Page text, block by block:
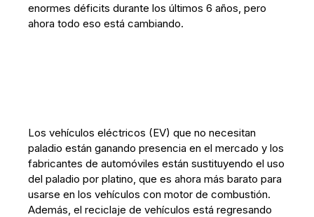
enormes déficits durante los últimos 6 años, pero
ahora todo eso está cambiando.
Los vehículos eléctricos (EV) que no necesitan
paladio están ganando presencia en el mercado y los
fabricantes de automóviles están sustituyendo el uso
del paladio por platino, que es ahora más barato para
usarse en los vehículos con motor de combustión.
Además, el reciclaje de vehículos está regresando